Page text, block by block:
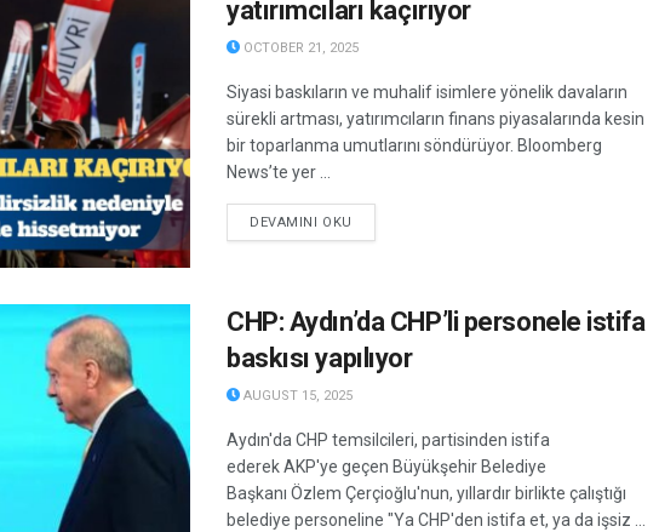
yatırımcıları kaçırıyor
OCTOBER 21, 2025
Siyasi baskıların ve muhalif isimlere yönelik davaların
sürekli artması, yatırımcıların finans piyasalarında kesin
bir toparlanma umutlarını söndürüyor. Bloomberg
News’te yer ...
DEVAMINI OKU
CHP: Aydın’da CHP’li personele istifa
baskısı yapılıyor
AUGUST 15, 2025
Aydın'da CHP temsilcileri, partisinden istifa
ederek AKP'ye geçen Büyükşehir Belediye
Başkanı Özlem Çerçioğlu'nun, yıllardır birlikte çalıştığı
belediye personeline "Ya CHP'den istifa et, ya da işsiz ...